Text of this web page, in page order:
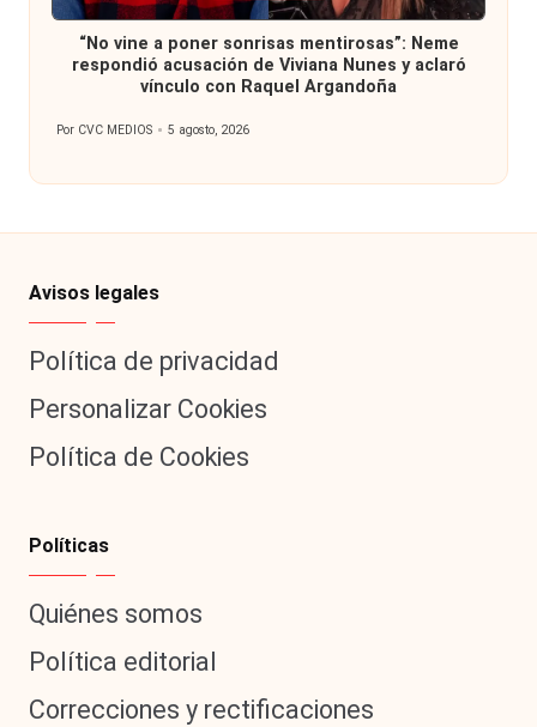
en
“No vine a poner sonrisas mentirosas”: Neme
respondió acusación de Viviana Nunes y aclaró
vínculo con Raquel Argandoña
Publicado
Por CVC MEDIOS 5 agosto, 2026
Avisos legales
Política de privacidad
Personalizar Cookies
Política de Cookies
Políticas
Quiénes somos
Política editorial
Correcciones y rectificaciones